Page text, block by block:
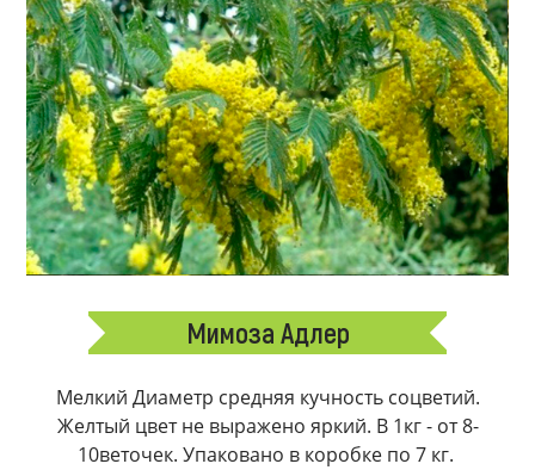
Мимоза Адлер
Мелкий Диаметр средняя кучность соцветий.
Желтый цвет не выражено яркий. В 1кг - от 8-
10веточек. Упаковано в коробке по 7 кг.